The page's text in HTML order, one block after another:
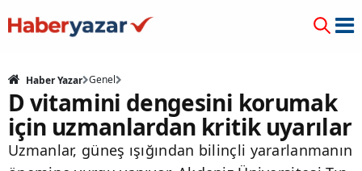
Haber Yazar Genel
D vitamini dengesini korumak
için uzmanlardan kritik uyarılar
Uzmanlar, güneş ışığından bilinçli yararlanmanın